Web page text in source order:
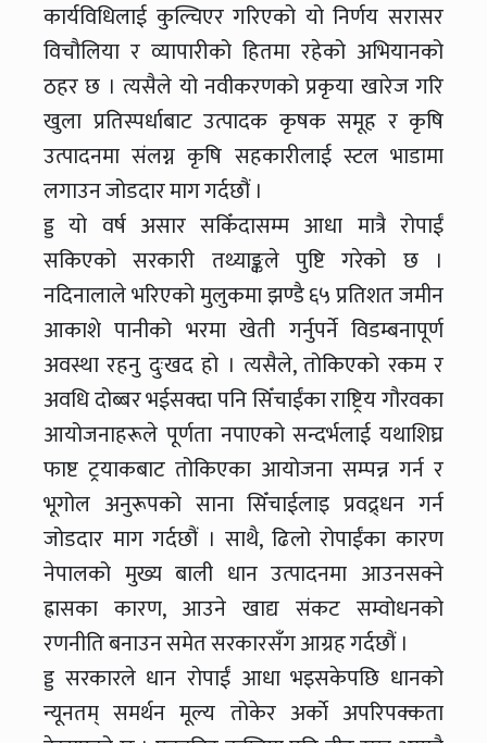
कार्यविधिलाई कुल्चिएर गरिएको यो निर्णय सरासर
विचौलिया र व्यापारीको हितमा रहेको अभियानको
ठहर छ । त्यसैले यो नवीकरणको प्रकृया खारेज गरि
खुला प्रतिस्पर्धाबाट उत्पादक कृषक समूह र कृषि
उत्पादनमा संलग्न कृषि सहकारीलाई स्टल भाडामा
लगाउन जोडदार माग गर्दछौं ।
ड्ड यो वर्ष असार सकिँदासम्म आधा मात्रै रोपाईं
सकिएको सरकारी तथ्याङ्कले पुष्टि गरेको छ ।
नदिनालाले भरिएको मुलुकमा झण्डै ६५ प्रतिशत जमीन
आकाशे पानीको भरमा खेती गर्नुपर्ने विडम्बनापूर्ण
अवस्था रहनु दुःखद हो । त्यसैले, तोकिएको रकम र
अवधि दोब्बर भईसक्दा पनि सिँचाईंका राष्ट्रिय गौरवका
आयोजनाहरूले पूर्णता नपाएको सन्दर्भलाई यथाशिघ्र
फाष्ट ट्रयाकबाट तोकिएका आयोजना सम्पन्न गर्न र
भूगोल अनुरूपको साना सिँचाईलाइ प्रवद्र्धन गर्न
जोडदार माग गर्दछौं । साथै, ढिलो रोपाईंका कारण
नेपालको मुख्य बाली धान उत्पादनमा आउनसक्ने
ह्रासका कारण, आउने खाद्य संकट सम्वोधनको
रणनीति बनाउन समेत सरकारसँग आग्रह गर्दछौं ।
ड्ड सरकारले धान रोपाईं आधा भइसकेपछि धानको
न्यूनतम् समर्थन मूल्य तोकेर अर्काे अपरिपक्कता